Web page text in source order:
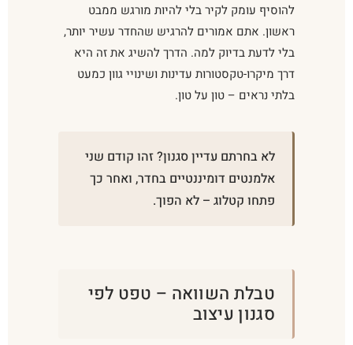
להוסיף עומק לקיר בלי להיות מורגש ממבט
ראשון. אתם אמורים להרגיש שהחדר עשיר יותר,
בלי לדעת בדיוק למה. הדרך להשיג את זה היא
דרך מיקרו-טקסטורות עדינות ושינויי גוון כמעט
בלתי נראים – טון על טון.
לא בחרתם עדיין סגנון? זהו קודם שני
אלמנטים דומיננטיים בחדר, ואחר כך
פתחו קטלוג – לא הפוך.
טבלת השוואה – טפט לפי
סגנון עיצוב